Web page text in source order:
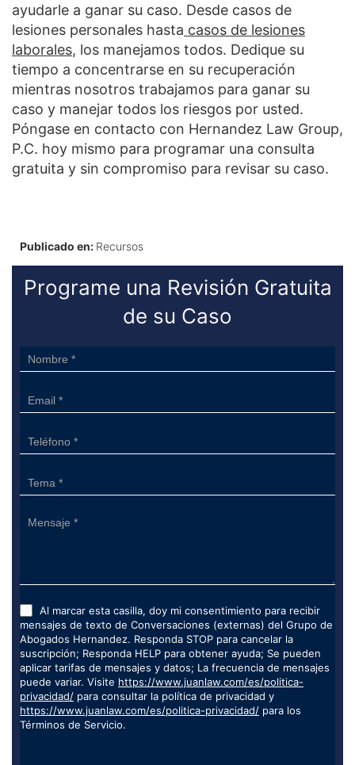
ayudarle a ganar su caso. Desde casos de
lesiones personales hasta casos de lesiones
laborales, los manejamos todos. Dedique su
tiempo a concentrarse en su recuperación
mientras nosotros trabajamos para ganar su
caso y manejar todos los riesgos por usted.
Póngase en contacto con Hernandez Law Group,
P.C. hoy mismo para programar una consulta
gratuita y sin compromiso para revisar su caso.
Publicado en: Recursos
Programe una Revisión Gratuita
de su Caso
Sidebar
Form
Al marcar esta casilla, doy mi consentimiento para recibir
mensajes de texto de Conversaciones (externas) del Grupo de
Abogados Hernandez. Responda STOP para cancelar la
suscripción; Responda HELP para obtener ayuda; Se pueden
aplicar tarifas de mensajes y datos; La frecuencia de mensajes
puede variar. Visite https://www.juanlaw.com/es/politica-
privacidad/ para consultar la política de privacidad y
https://www.juanlaw.com/es/politica-privacidad/ para los
Términos de Servicio.